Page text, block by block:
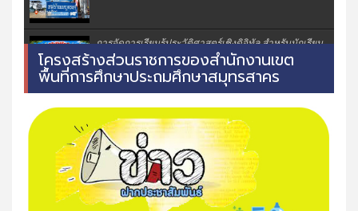
การจัดการเรียนรู้ประวัติศาสตร์เชิงดิจิทัล สำหรับนักเรียน
ประวัติศาสตร์ท้องถิ่นยกกระบัตร โรงเรียนวัดยกกระ
มิติแห่งศรัทธา "พุทธมณฑลสมุทรสาคร"
แหล่งเรียนรู้ท้องถิ่น ภูมิปัญญาท้องถิ่น น้ำตาลมะพร้าว
โครงสร้างส่วนราชการของสำนักงานเขต
พื้นที่การศึกษาประถมศึกษาสมุทรสาคร